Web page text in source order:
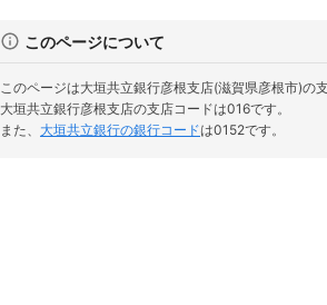
このページについて
このページは大垣共立銀行彦根支店(滋賀県彦根市)の
大垣共立銀行彦根支店の支店コードは016です。
また、 大垣共立銀行の銀行コードは0152です。